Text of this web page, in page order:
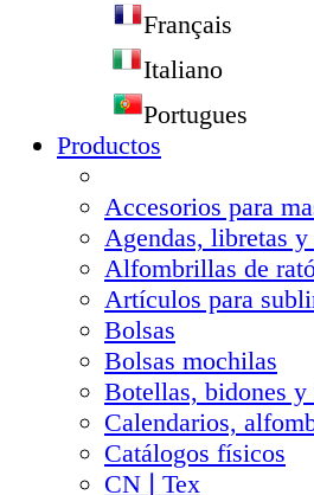
Français
Italiano
Portugues
Productos
Accesorios para
Agendas, libretas y
Alfombrillas de
Artículos para
Bolsas
Bolsas mochilas
Botellas, bidones y
Calendarios,
Catálogos físicos
CN❘Tex